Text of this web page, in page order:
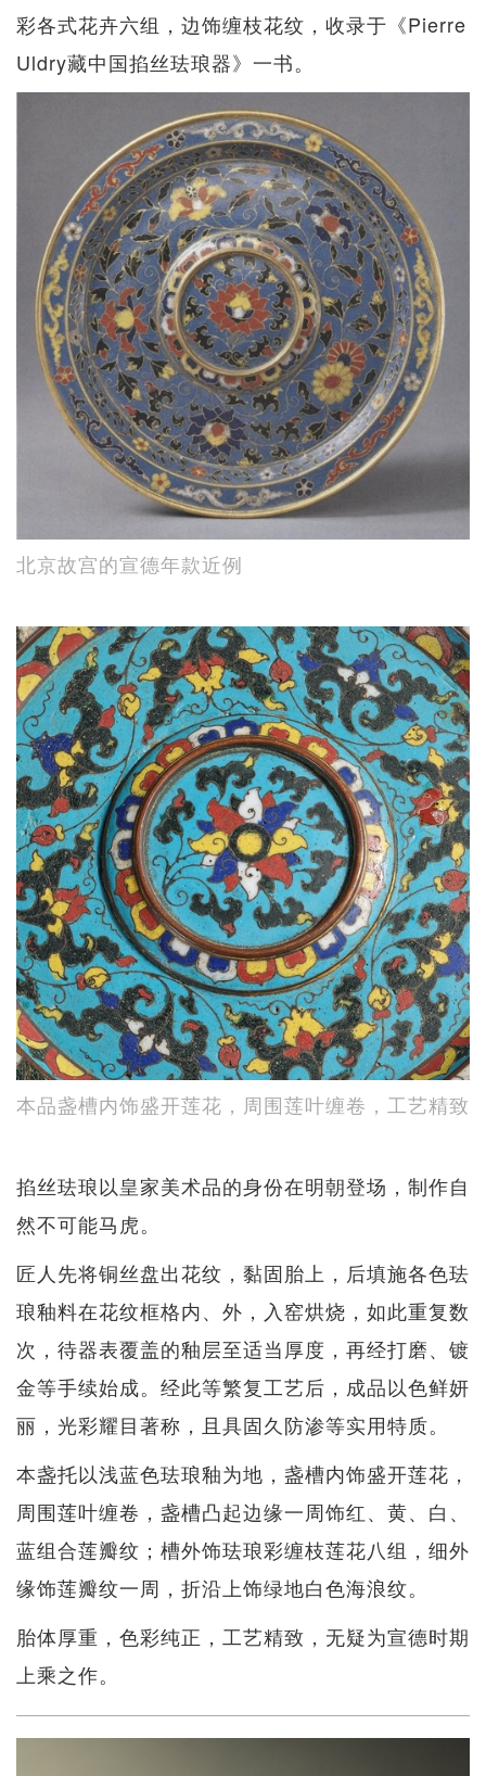
彩各式花卉六组，边饰缠枝花纹，收录于《Pierre
Uldry藏中国掐丝珐琅器》一书。
北京故宫的宣德年款近例
本品盏槽内饰盛开莲花，周围莲叶缠卷，工艺精致
掐丝珐琅以皇家美术品的身份在明朝登场，制作自
然不可能马虎。
匠人先将铜丝盘出花纹，黏固胎上，后填施各色珐
琅釉料在花纹框格内、外，入窑烘烧，如此重复数
次，待器表覆盖的釉层至适当厚度，再经打磨、镀
金等手续始成。经此等繁复工艺后，成品以色鲜妍
丽，光彩耀目著称，且具固久防渗等实用特质。
本盏托以浅蓝色珐琅釉为地，盏槽内饰盛开莲花，
周围莲叶缠卷，盏槽凸起边缘一周饰红、黄、白、
蓝组合莲瓣纹；槽外饰珐琅彩缠枝莲花八组，细外
缘饰莲瓣纹一周，折沿上饰绿地白色海浪纹。
胎体厚重，色彩纯正，工艺精致，无疑为宣德时期
上乘之作。